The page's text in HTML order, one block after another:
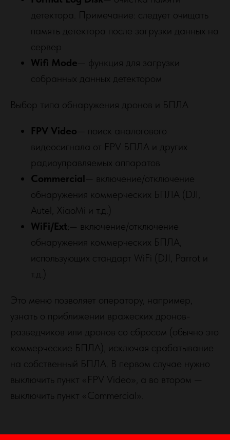
детектора. Примечание: следует очищать
память детектора после загрузки данных на
сервер
Wifi Mode— функция для загрузки
собранных данных детектором
Выбор типа обнаружения дронов и БПЛА
FPV Video— поиск аналогового
видеосигнала от FPV БПЛА и других
радиоуправляемых аппаратов
Commercial— включение/отключение
обнаружения коммерческих БПЛА (DJI,
Autel, XiaoMi и т.д.)
WiFi/Ext;— включение/отключение
обнаружения коммерческих БПЛА,
использующих стандарт WiFi (DJI, Parrot и
т.д.)
Это меню позволяет оператору, например,
узнать о приближении вражеских дронов-
разведчиков или дронов со сбросом (обычно это
коммерческие БПЛА), исключая срабатывание
на собственный БПЛА. В первом случае нужно
выключить пункт «FPV Video», а во втором —
выключить пункт «Commercial».
© 2025, ООО "РУСХЕЛТЕХ" Все права защищены.
ПН-ПТ: 9:00 - 18:00
+7(495)001-47-38
+7(926)853-15-38
Telegram
info@rusheltech.ru